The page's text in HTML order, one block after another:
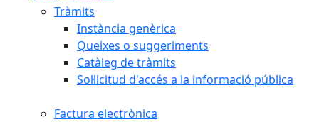
Tràmits
Instància genèrica
Queixes o suggeriments
Catàleg de tràmits
Sol·licitud d'accés a la informació pública
Factura electrònica